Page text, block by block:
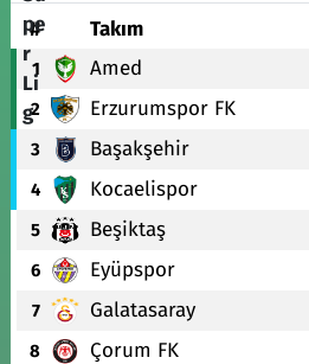
# Takım
1 Amed
2 Erzurumspor FK
3 Başakşehir
4 Kocaelispor
5 Beşiktaş
6 Eyüpspor
7 Galatasaray
8 Çorum FK